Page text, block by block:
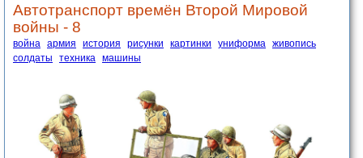
Автотранспорт времён Второй Мировой
войны - 8
война армия история рисунки картинки униформа живопись
солдаты
техника машины